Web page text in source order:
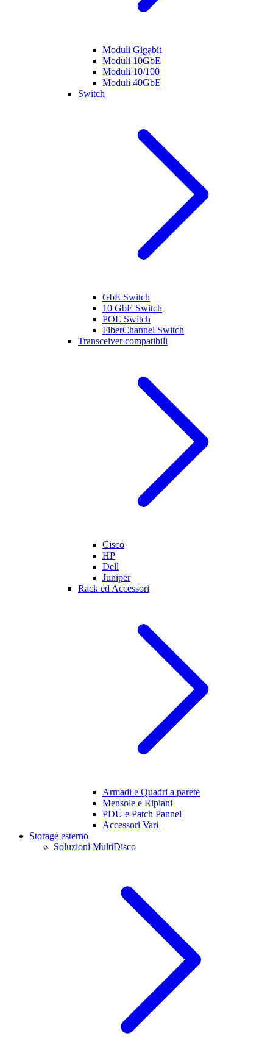
Moduli Gigabit
Moduli 10GbE
Moduli 10/100
Moduli 40GbE
Switch
GbE Switch
10 GbE Switch
POE Switch
FiberChannel Switch
Transceiver compatibili
Cisco
HP
Dell
Juniper
Rack ed Accessori
Armadi e Quadri a parete
Mensole e Ripiani
PDU e Patch Pannel
Accessori Vari
Storage esterno
Soluzioni MultiDisco